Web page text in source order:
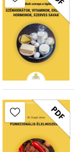
PDF